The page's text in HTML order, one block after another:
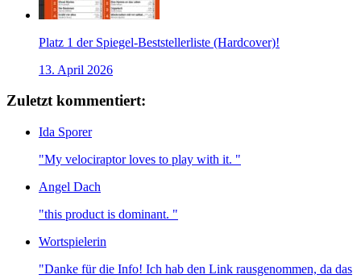
Platz 1 der Spiegel-Beststellerliste (Hardcover)!
13. April 2026
Zuletzt kommentiert:
Ida Sporer
"My velociraptor loves to play with it. "
Angel Dach
"this product is dominant. "
Wortspielerin
"Danke für die Info! Ich hab den Link rausgenommen, da das